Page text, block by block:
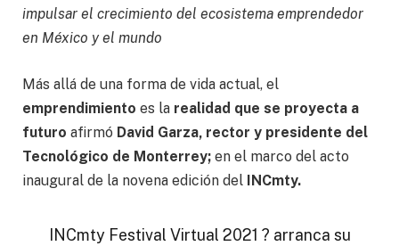
impulsar el crecimiento del ecosistema emprendedor
en México y el mundo
Más allá de una forma de vida actual, el
emprendimiento es la realidad que se proyecta a
futuro afirmó David Garza, rector y presidente del
Tecnológico de Monterrey; en el marco del acto
inaugural de la novena edición del INCmty.
INCmty Festival Virtual 2021 ? arranca su